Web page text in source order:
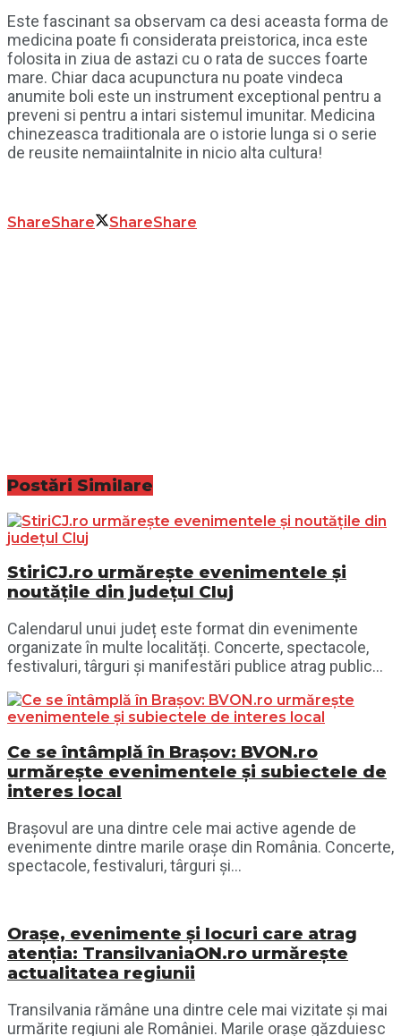
Este fascinant sa observam ca desi aceasta forma de
medicina poate fi considerata preistorica, inca este
folosita in ziua de astazi cu o rata de succes foarte
mare. Chiar daca acupunctura nu poate vindeca
anumite boli este un instrument exceptional pentru a
preveni si pentru a intari sistemul imunitar. Medicina
chinezeasca traditionala are o istorie lunga si o serie
de reusite nemaiintalnite in nicio alta cultura!
ShareShare ShareShare
Postări Similare
StiriCJ.ro urmărește evenimentele și
noutățile din județul Cluj
Calendarul unui județ este format din evenimente
organizate în multe localități. Concerte, spectacole,
festivaluri, târguri și manifestări publice atrag public...
Ce se întâmplă în Brașov: BVON.ro
urmărește evenimentele și subiectele de
interes local
Brașovul are una dintre cele mai active agende de
evenimente dintre marile orașe din România. Concerte,
spectacole, festivaluri, târguri și...
Orașe, evenimente și locuri care atrag
atenția: TransilvaniaON.ro urmărește
actualitatea regiunii
Transilvania rămâne una dintre cele mai vizitate și mai
urmărite regiuni ale României. Marile orașe găzduiesc